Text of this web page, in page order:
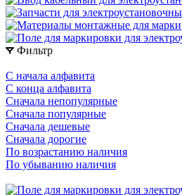
Фильтр
С начала алфавита
С конца алфавита
Сначала непопулярные
Сначала популярные
Сначала дешевые
Сначала дорогие
По возрастанию наличия
По убыванию наличия